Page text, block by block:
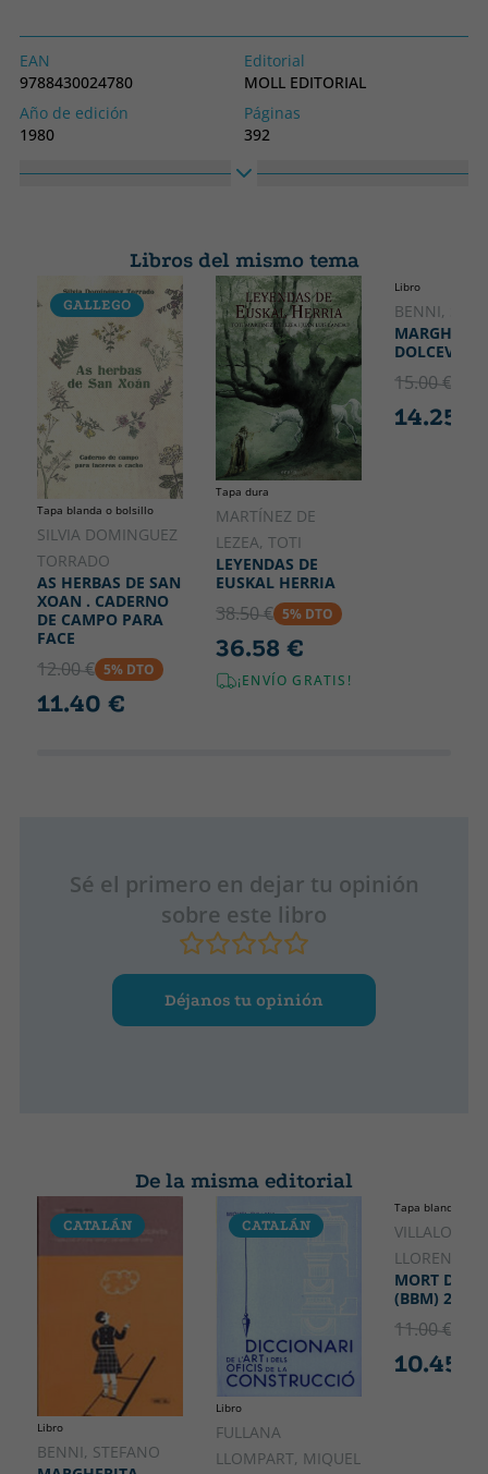
EAN
9788430024780
Editorial
MOLL EDITORIAL
Año de edición
1980
Páginas
392
Colección
Libros del mismo tema
GALLEGO
Tapa blanda o bolsillo
SILVIA DOMINGUEZ
TORRADO
AS HERBAS DE SAN
XOAN . CADERNO
DE CAMPO PARA
FACE
12.00 € 5% DTO
11.40 €
Tapa dura
MARTÍNEZ DE
LEZEA, TOTI
LEYENDAS DE
EUSKAL HERRIA
38.50 € 5% DTO
36.58 €
¡ENVÍO GRATIS!
CATALÁN
Libro
BENNI,
DOLCEVITA
15.00 €
14.25 €
Sé el primero en dejar tu opinión
sobre este libro
Déjanos tu opinión
De la misma editorial
CATALÁN
Libro
BENNI, STEFANO
CATALÁN
Libro
FULLANA
LLOMPART, MIQUEL
CATALÁN
Tapa blanda o
VILLALONGA,
LLORENÇ
MORT DE
(BBM) 2A
11.00 €
10.45 €